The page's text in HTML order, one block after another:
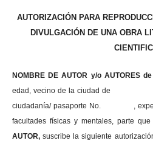
AUTORIZACIÓN PARA
DIVULGACIÓN DE UNA OBRA
NOMBRE DE AUTOR y/o AUTORES
edad, vecino de la ciudad de ,
ciudadanía/ pasaporte No. ,
facultades físicas y mentales, parte
AUTOR,suscribe la siguiente